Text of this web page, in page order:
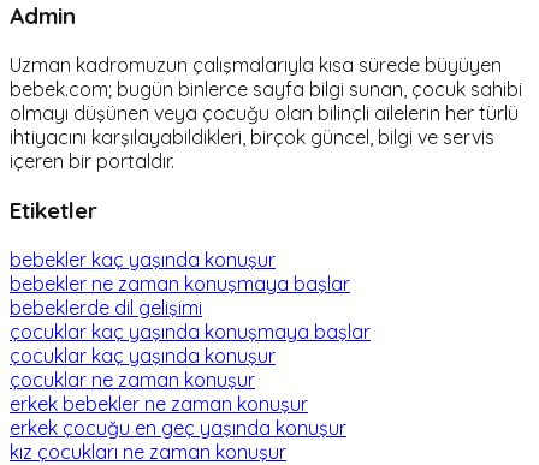
Admin
Uzman kadromuzun çalışmalarıyla kısa sürede büyüyen
bebek.com; bugün binlerce sayfa bilgi sunan, çocuk sahibi
olmayı düşünen veya çocuğu olan bilinçli ailelerin her türlü
ihtiyacını karşılayabildikleri, birçok güncel, bilgi ve servis
içeren bir portaldır.
Etiketler
bebekler kaç yaşında konuşur
bebekler ne zaman konuşmaya başlar
bebeklerde dil gelişimi
çocuklar kaç yaşında konuşmaya başlar
çocuklar kaç yaşında konuşur
çocuklar ne zaman konuşur
erkek bebekler ne zaman konuşur
erkek çocuğu en geç yaşında konuşur
kız çocukları ne zaman konuşur